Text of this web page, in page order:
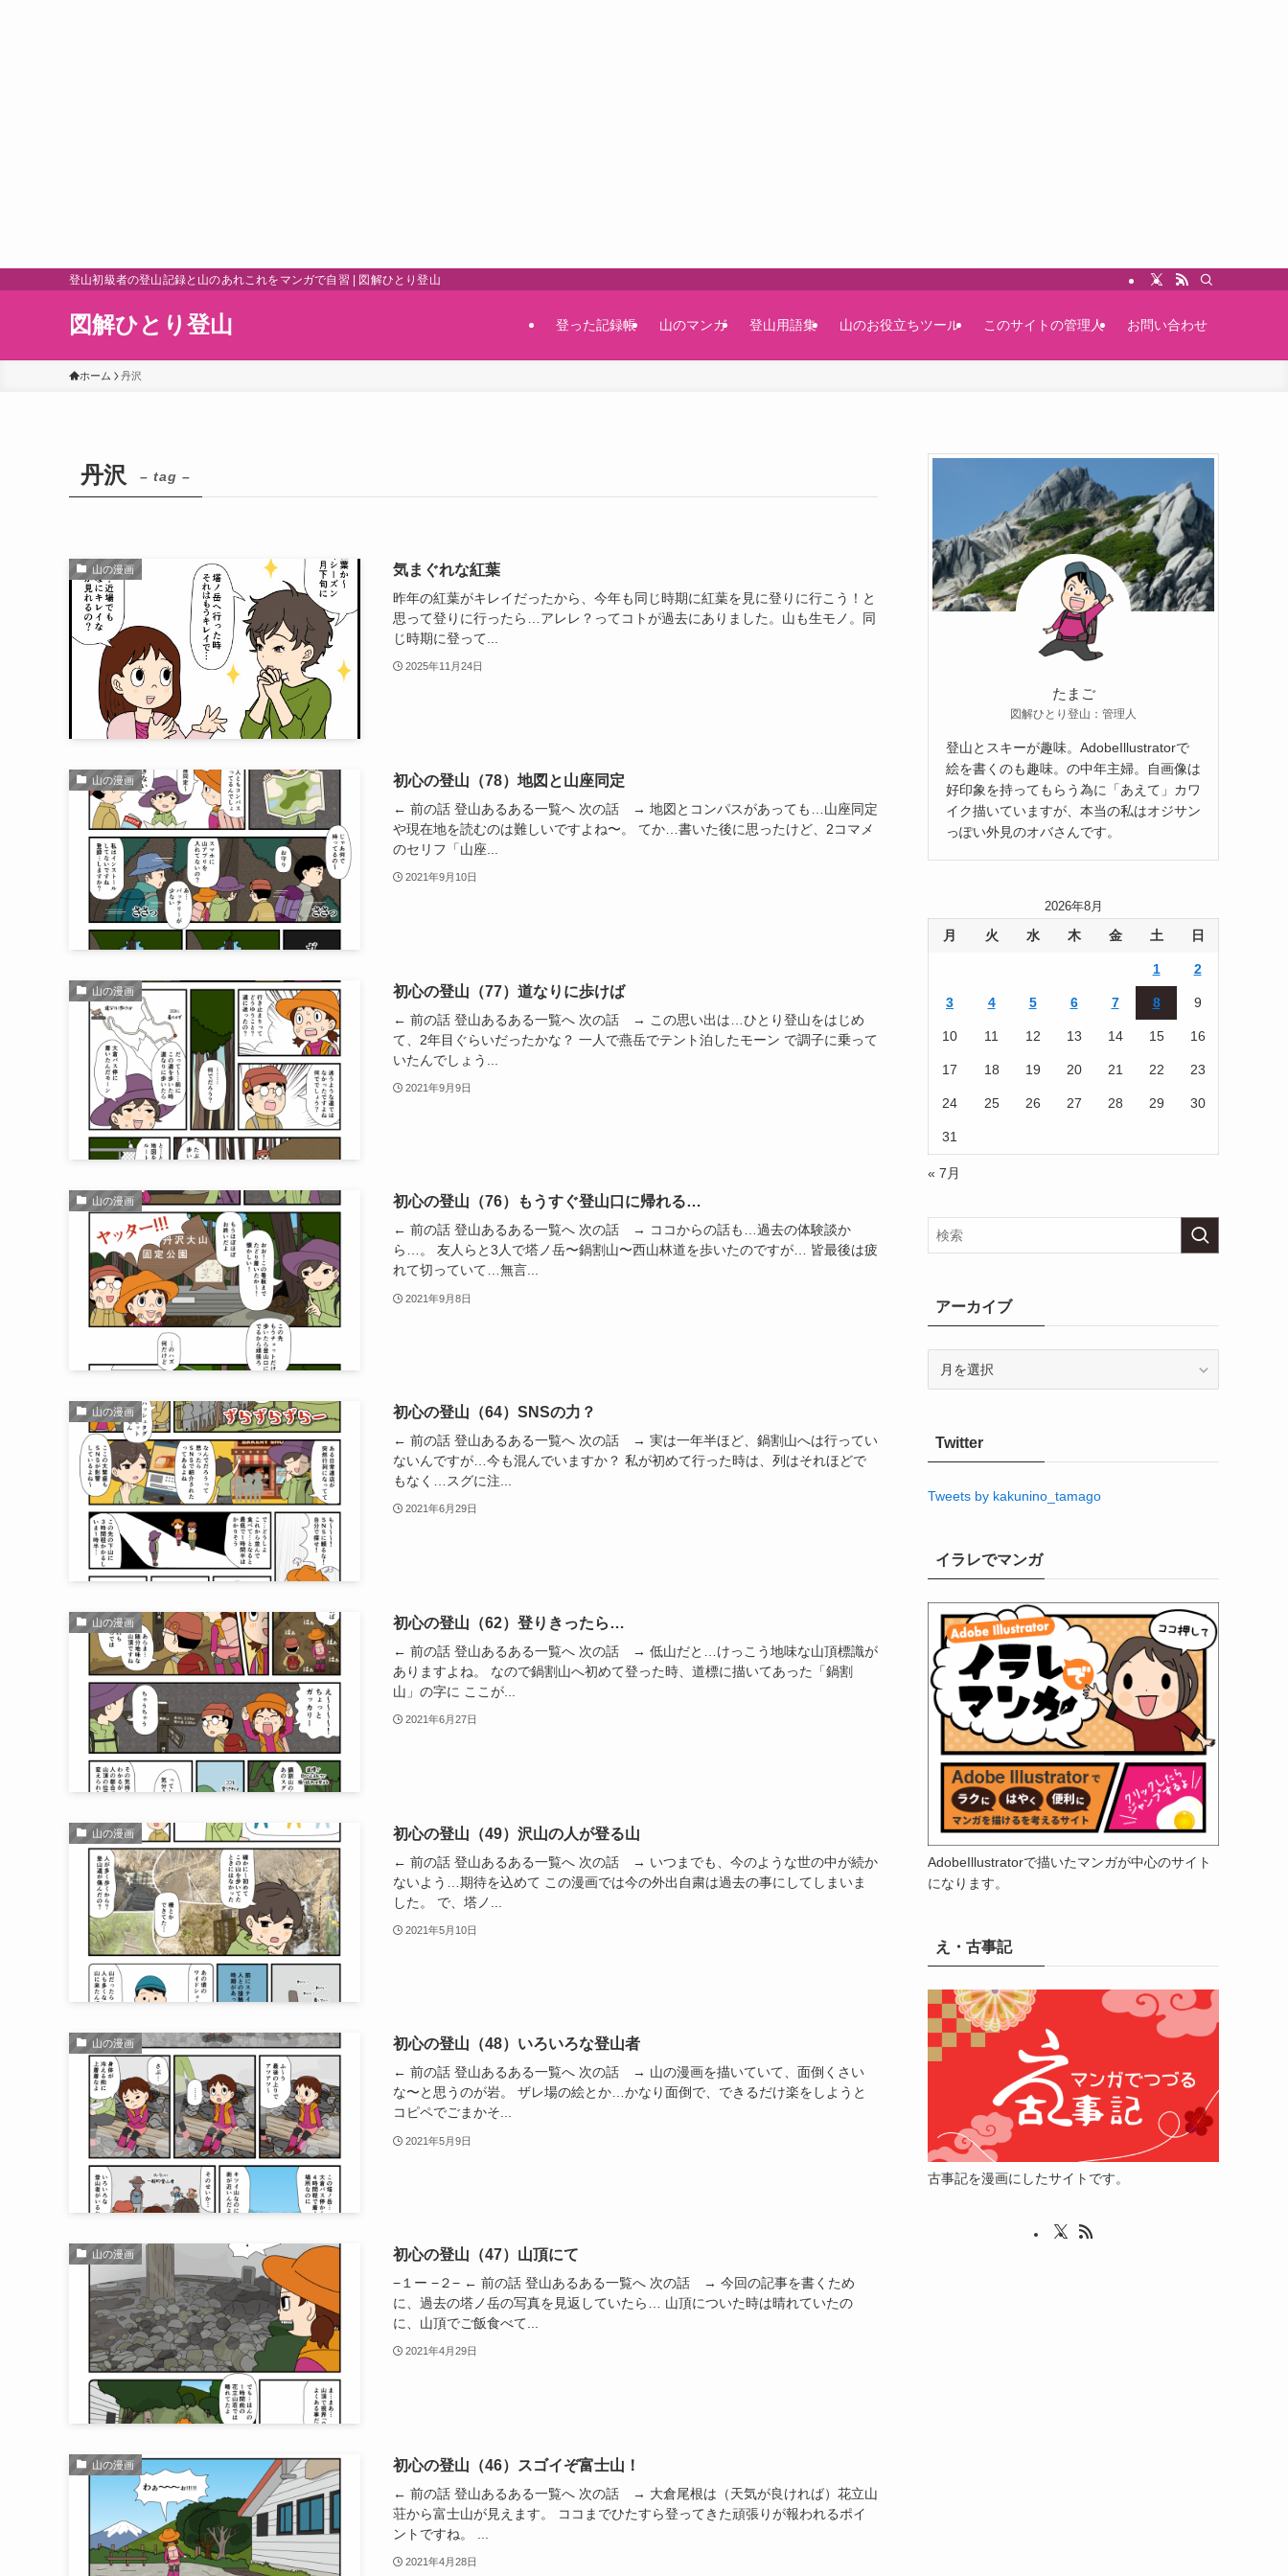
登山初級者の登山記録と山のあれこれをマンガで自習 | 図解ひとり登山
図解ひとり登山 登った記録帳 山のマンガ 登山用語集 山のお役立ちツール このサイトの管理人 お問い合わせ
ホーム 丹沢
丹沢 – tag –
山の漫画 気まぐれな紅葉
昨年の紅葉がキレイだったから、今年も同じ時期に紅葉を見に登りに行こう！と
思って登りに行ったら…アレレ？ってコトが過去にありました。山も生モノ。同
じ時期に登って...
2025年11月24日
山の漫画 初心の登山（78）地図と山座同定
← 前の話 登山あるある一覧へ 次の話 → 地図とコンパスがあっても…山座同定
や現在地を読むのは難しいですよね〜。 てか…書いた後に思ったけど、2コマメ
のセリフ「山座...
2021年9月10日
山の漫画 初心の登山（77）道なりに歩けば
← 前の話 登山あるある一覧へ 次の話 → この思い出は…ひとり登山をはじめ
て、2年目ぐらいだったかな？ 一人で燕岳でテント泊したモーン で調子に乗って
いたんでしょう...
2021年9月9日
山の漫画 初心の登山（76）もうすぐ登山口に帰れる…
← 前の話 登山あるある一覧へ 次の話 → ココからの話も…過去の体験談か
ら…。 友人らと3人で塔ノ岳〜鍋割山〜西山林道を歩いたのですが… 皆最後は疲
れて切っていて…無言...
2021年9月8日
山の漫画 初心の登山（64）SNSの力？
← 前の話 登山あるある一覧へ 次の話 → 実は一年半ほど、鍋割山へは行ってい
ないんですが…今も混んでいますか？ 私が初めて行った時は、列はそれほどで
もなく…スグに注...
2021年6月29日
山の漫画 初心の登山（62）登りきったら…
← 前の話 登山あるある一覧へ 次の話 → 低山だと…けっこう地味な山頂標識が
ありますよね。 なので鍋割山へ初めて登った時、道標に描いてあった「鍋割
山」の字に ここが...
2021年6月27日
山の漫画 初心の登山（49）沢山の人が登る山
← 前の話 登山あるある一覧へ 次の話 → いつまでも、今のような世の中が続か
ないよう…期待を込めて この漫画では今の外出自粛は過去の事にしてしまいま
した。 で、塔ノ...
2021年5月10日
山の漫画 初心の登山（48）いろいろな登山者
← 前の話 登山あるある一覧へ 次の話 → 山の漫画を描いていて、面倒くさい
な〜と思うのが岩。 ザレ場の絵とか…かなり面倒で、できるだけ楽をしようと
コピペでごまかそ...
2021年5月9日
山の漫画 初心の登山（47）山頂にて
−１ー −２− ← 前の話 登山あるある一覧へ 次の話 → 今回の記事を書くため
に、過去の塔ノ岳の写真を見返していたら… 山頂についた時は晴れていたの
に、山頂でご飯食べて...
2021年4月29日
山の漫画 初心の登山（46）スゴイぞ富士山！
← 前の話 登山あるある一覧へ 次の話 → 大倉尾根は（天気が良ければ）花立山
荘から富士山が見えます。 ココまでひたすら登ってきた頑張りが報われるポイ
ントですね。 ...
2021年4月28日
たまご
図解ひとり登山：管理人
登山とスキーが趣味。AdobeIllustratorで
絵を書くのも趣味。の中年主婦。自画像は
好印象を持ってもらう為に「あえて」カワ
イク描いていますが、本当の私はオジサン
っぽい外見のオバさんです。
2026年8月
月 火 水 木 金 土 日
1 2
3 4 5 6 7 8 9
10 11 12 13 14 15 16
17 18 19 20 21 22 23
24 25 26 27 28 29 30
31
« 7月
アーカイブ
ブTwitter
Tweets by kakunino_tamago
イラレでマンガ
AdobeIllustratorで描いたマンガが中心のサイト
になります。
え・古事記
古事記を漫画にしたサイトです。